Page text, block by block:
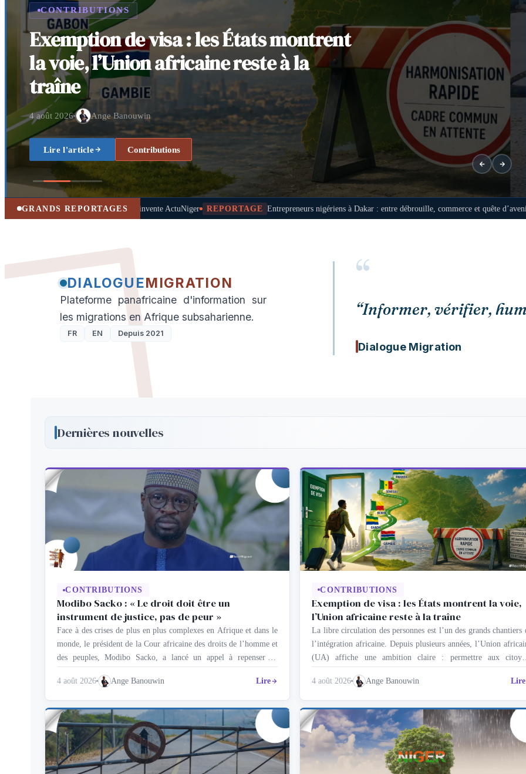
CONTRIBUTIONS
Exemption de visa : les États montrent
la voie, l’Union africaine reste à la
traîne
4 août 2026 Ange Banouwin
Lire l'article Contributions
GRANDS REPORTAGES
réinvente ActuNiger REPORTAGE Entrepreneurs nigériens à Dakar : entre débrouille, commerce et quête d’avenir REPORTAGE Interview
DIALOGUEMIGRATION
Plateforme panafricaine d'information sur
les migrations en Afrique subsaharienne.
FR EN Depuis 2021
“
“Informer, vérifier,
Dialogue Migration
Dernières nouvelles
CONTRIBUTIONS
Modibo Sacko : « Le droit doit être un
instrument de justice, pas de peur »
Face à des crises de plus en plus complexes en Afrique et dans le
monde, le président de la Cour africaine des droits de l’homme et
des peuples, Modibo Sacko, a lancé un appel à repenser en
humains. Dans une interview avec Dialogue Migration, au terme
de …
4 août 2026 Ange Banouwin Lire
CONTRIBUTIONS
Exemption de visa : les États montrent la voie,
l’Union africaine reste à la traîne
La libre circulation des personnes est l’un des grands chantiers
l’intégration africaine. Depuis plusieurs années, l’Union
(UA) affiche une ambition claire : permettre aux
le continent. Cette vision, inscrite dans l’Agenda 2063,
4 août 2026 Ange Banouwin Lire